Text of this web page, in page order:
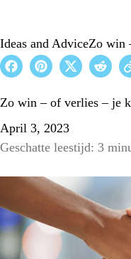
Ideas and AdviceZo win
Zo win – of verlies – je
April 3, 2023
Geschatte leestijd: 3